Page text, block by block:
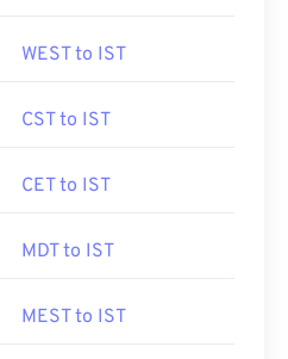
WEST to IST
CST to IST
CET to IST
MDT to IST
MEST to IST